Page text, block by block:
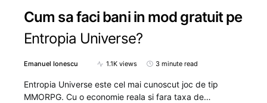
Cum sa faci bani in mod gratuit pe
Entropia Universe?
Emanuel Ionescu 1.1K views 3 minute read
Entropia Universe este cel mai cunoscut joc de tip
MMORPG. Cu o economie reala si fara taxa de…